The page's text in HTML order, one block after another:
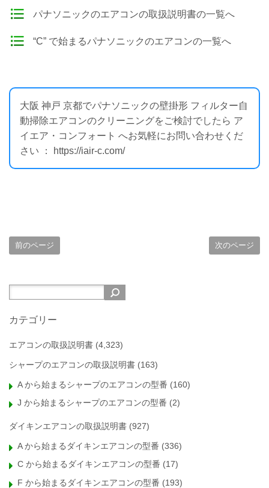
パナソニックのエアコンの取扱説明書の一覧へ
“C” で始まるパナソニックのエアコンの一覧へ
大阪 神戸 京都でパナソニックの壁掛形 フィルター自
動掃除エアコンのクリーニングをご検討でしたら ア
イエア・コンフォート へお気軽にお問い合わせくだ
さい ： https://iair-c.com/
前のページ 次のページ
カテゴリー
エアコンの取扱説明書 (4,323)
シャープのエアコンの取扱説明書 (163)
A から始まるシャープのエアコンの型番 (160)
J から始まるシャープのエアコンの型番 (2)
ダイキンエアコンの取扱説明書 (927)
A から始まるダイキンエアコンの型番 (336)
C から始まるダイキンエアコンの型番 (17)
F から始まるダイキンエアコンの型番 (193)